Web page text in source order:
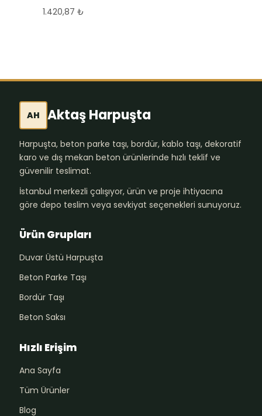
1.420,87 ₺
AH Aktaş Harpuşta
Harpuşta, beton parke taşı, bordür, kablo taşı, dekoratif
karo ve dış mekan beton ürünlerinde hızlı teklif ve
güvenilir teslimat.
İstanbul merkezli çalışıyor, ürün ve proje ihtiyacına
göre depo teslim veya sevkiyat seçenekleri sunuyoruz.
Ürün Grupları
Duvar Üstü Harpuşta
Beton Parke Taşı
Bordür Taşı
Beton Saksı
Hızlı Erişim
Ana Sayfa
Tüm Ürünler
Blog